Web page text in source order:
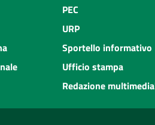
PEC
URP
Sportello informativo
Ufficio stampa
Redazione